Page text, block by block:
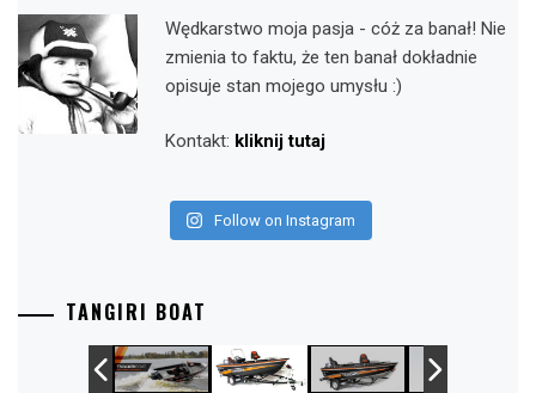
Wędkarstwo moja pasja - cóż za banał! Nie
zmienia to faktu, że ten banał dokładnie
opisuje stan mojego umysłu :)
Kontakt: kliknij tutaj
Follow on Instagram
TANGIRI BOAT